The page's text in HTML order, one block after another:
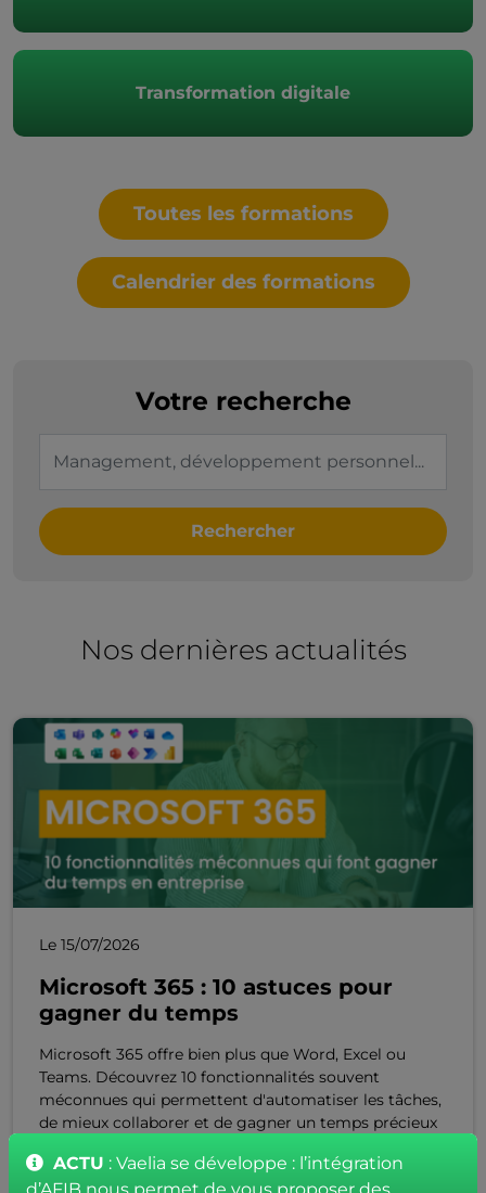
Transformation digitale
Toutes les formations
Calendrier des formations
Votre recherche
Rechercher
Nos dernières actualités
Le 15/07/2026
Microsoft 365 : 10 astuces pour
gagner du temps
Microsoft 365 offre bien plus que Word, Excel ou
Teams. Découvrez 10 fonctionnalités souvent
méconnues qui permettent d'automatiser les tâches,
de mieux collaborer et de gagner un temps précieux
Lire l'article
ACTU : Vaelia se développe : l’intégration
d’AFIB nous permet de vous proposer des